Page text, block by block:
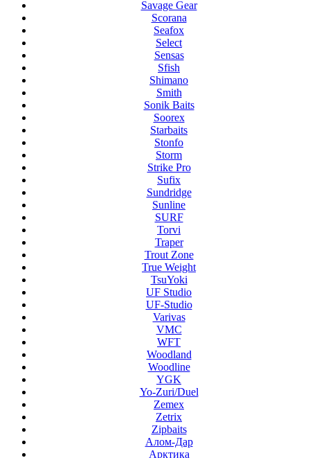
Savage Gear
Scorana
Seafox
Select
Sensas
Sfish
Shimano
Smith
Sonik Baits
Soorex
Starbaits
Stonfo
Storm
Strike Pro
Sufix
Sundridge
Sunline
SURF
Torvi
Traper
Trout Zone
True Weight
TsuYoki
UF Studio
UF-Studio
Varivas
VMC
WFT
Woodland
Woodline
YGK
Yo-Zuri/Duel
Zemex
Zetrix
Zipbaits
Алом-Дар
Арктика